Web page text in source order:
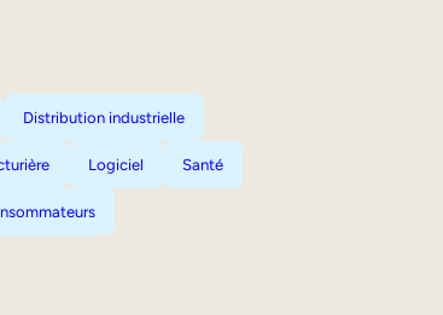
Distribution industrielle
Logiciel Santé